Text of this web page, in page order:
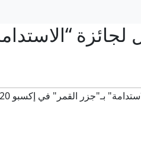
أطفال لجائزة